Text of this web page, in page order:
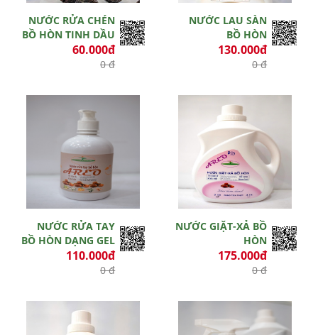
NƯỚC RỬA CHÉN
BỒ HÒN TINH DẦU
60.000đ
0 đ
NƯỚC LAU SÀN
BỒ HÒN
130.000đ
0 đ
NƯỚC RỬA TAY
BỒ HÒN DẠNG GEL
110.000đ
0 đ
NƯỚC GIẶT-XẢ BỒ
HÒN
175.000đ
0 đ